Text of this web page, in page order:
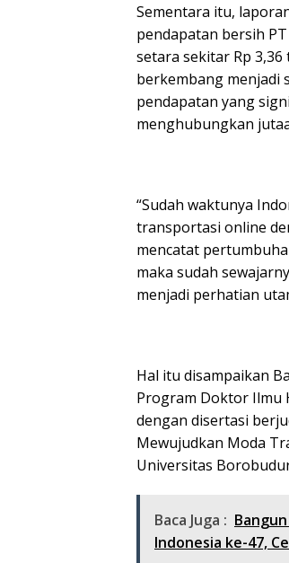
Sementara itu,
pendapatan bersih
setara sekitar Rp
berkembang menjadi
pendapatan yang
menghubungkan
“Sudah waktunya
transportasi online
mencatat
maka sudah
menjadi perhatian
Hal itu disampaikan
Program Doktor Ilmu
dengan disertasi
Mewujudkan Moda
Universitas
Baca Juga :
Indonesia ke-47,